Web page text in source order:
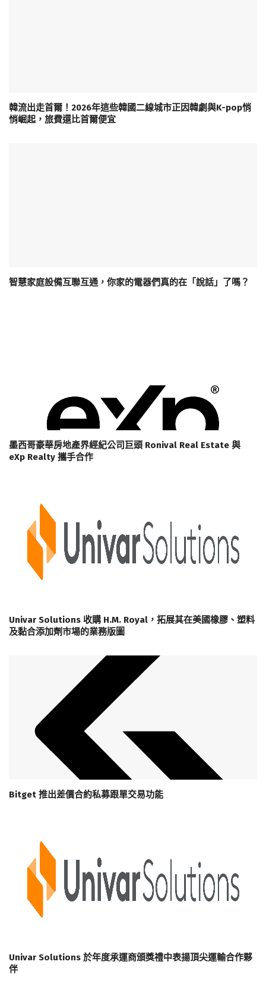
韓流出走首爾！2026年這些韓國二線城市正因韓劇與K-pop悄
悄崛起，旅費還比首爾便宜
智慧家庭設備互聯互通，你家的電器們真的在「說話」了嗎？
墨西哥豪華房地產界經紀公司巨頭 Ronival Real Estate 與
eXp Realty 攜手合作
Univar Solutions 收購 H.M. Royal，拓展其在美國橡膠、塑料
及黏合添加劑市場的業務版圖
Bitget 推出差價合約私募跟單交易功能
Univar Solutions 於年度承運商頒獎禮中表揚頂尖運輸合作夥
伴